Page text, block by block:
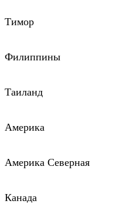
Тимор
Филиппины
Таиланд
Америка
Америка Северная
Канада